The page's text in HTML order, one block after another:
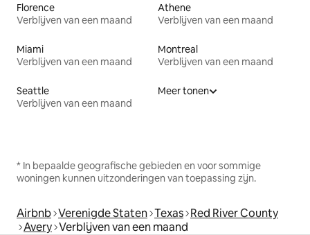
Florence
Verblijven van een maand
Athene
Verblijven van een maand
Miami
Verblijven van een maand
Montreal
Verblijven van een maand
Seattle
Verblijven van een maand
Meer tonen
* In bepaalde geografische gebieden en voor sommige
woningen kunnen uitzonderingen van toepassing zijn.
Airbnb Verenigde Staten Texas Red River County
Avery Verblijven van een maand